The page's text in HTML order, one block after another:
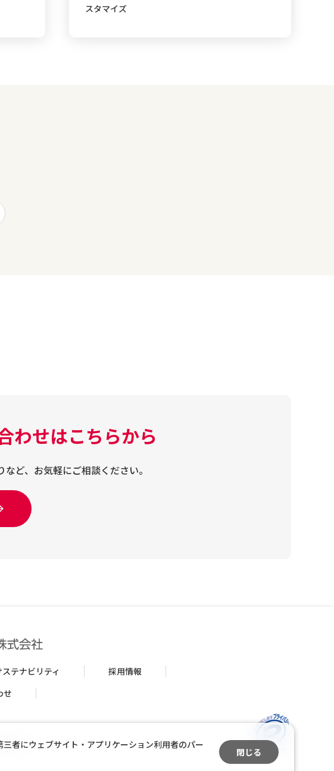
スタマイズ
わせはこちらから
ど、 お気軽にご相談ください。
ステナビリティ
採用情報
せ
ネル
者にウェブサイト・アプリケーション利用者のパー
閉じる